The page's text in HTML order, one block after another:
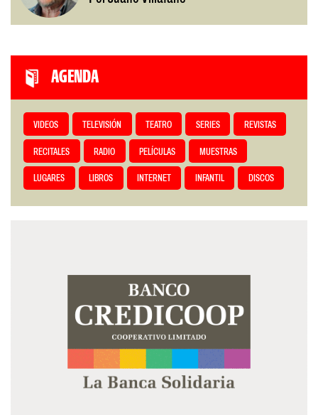
AGENDA
VIDEOS TELEVISIÓN TEATRO SERIES REVISTAS
RECITALES RADIO PELÍCULAS MUESTRAS
LUGARES LIBROS INTERNET INFANTIL DISCOS